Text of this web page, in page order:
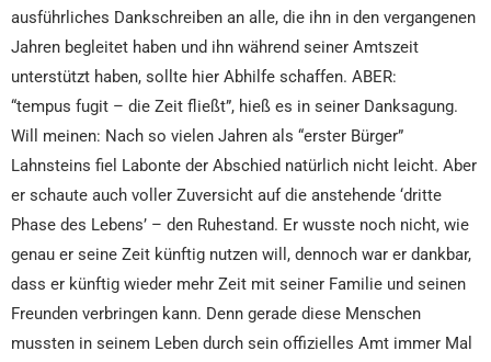
ausführliches Dankschreiben an alle, die ihn in den vergangenen
Jahren begleitet haben und ihn während seiner Amtszeit
unterstützt haben, sollte hier Abhilfe schaffen. ABER:
“tempus fugit – die Zeit fließt”, hieß es in seiner Danksagung.
Will meinen: Nach so vielen Jahren als “erster Bürger”
Lahnsteins fiel Labonte der Abschied natürlich nicht leicht. Aber
er schaute auch voller Zuversicht auf die anstehende ‘dritte
Phase des Lebens’ – den Ruhestand. Er wusste noch nicht, wie
genau er seine Zeit künftig nutzen will, dennoch war er dankbar,
dass er künftig wieder mehr Zeit mit seiner Familie und seinen
Freunden verbringen kann. Denn gerade diese Menschen
mussten in seinem Leben durch sein offizielles Amt immer Mal